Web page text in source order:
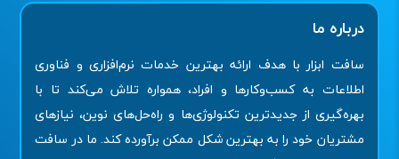
درباره ما
سافت ابزار با هدف ارائه بهترین خدمات نرم‌افزاری و فناوری
اطلاعات به کسب‌وکارها و افراد، همواره تلاش می‌کند تا با
بهره‌گیری از جدیدترین تکنولوژی‌ها و راه‌حل‌های نوین، نیازهای
مشتریان خود را به بهترین شکل ممکن برآورده کند. ما در سافت